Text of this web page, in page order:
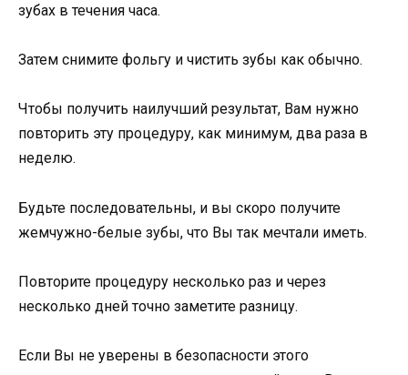
зубах в течения часа.
Затем снимите фольгу и чистить зубы как обычно.
Чтобы получить наилучший результат, Вам нужно
повторить эту процедуру, как минимум, два раза в
неделю.
Будьте последовательны, и вы скоро получите
жемчужно-белые зубы, что Вы так мечтали иметь.
Повторите процедуру несколько раз и через
несколько дней точно заметите разницу.
Если Вы не уверены в безопасности этого